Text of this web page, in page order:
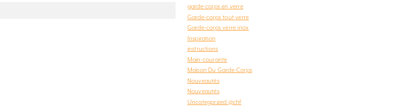
garde-corps en verre
Garde-corps tout verre
Garde-corps verre inox
Inspiration
instructions
Main-courante
Maison Du Garde-Corps
Nouveautés
Nouveautés
Uncategorized @chf